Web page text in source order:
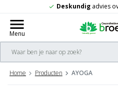
check Deskundigadvies
menu
Menu
Home Producten AYOGA